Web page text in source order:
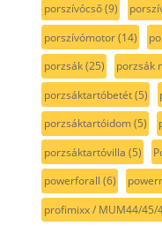
porszívócső(9)
porszívómotor(14)
porzsák(25) porzsák
porzsáktartóbetét(5)
porzsáktartóidom(5)
porzsáktartóvilla (5)
powerforall (6)
profimixx / MUM44/45/